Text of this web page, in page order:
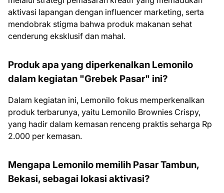
aktivasi lapangan dengan influencer marketing, serta
mendobrak stigma bahwa produk makanan sehat
cenderung eksklusif dan mahal.
Produk apa yang diperkenalkan Lemonilo
dalam kegiatan "Grebek Pasar" ini?
Dalam kegiatan ini, Lemonilo fokus memperkenalkan
produk terbarunya, yaitu Lemonilo Brownies Crispy,
yang hadir dalam kemasan renceng praktis seharga Rp
2.000 per kemasan.
Mengapa Lemonilo memilih Pasar Tambun,
Bekasi, sebagai lokasi aktivasi?